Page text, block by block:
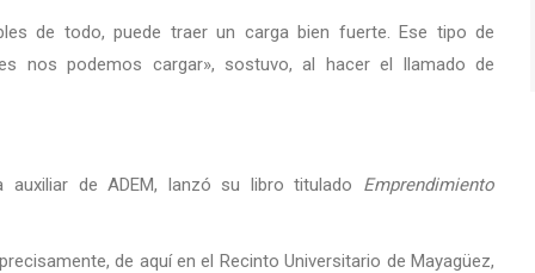
de todo, puede traer un carga bien fuerte. Ese tipo de
nos podemos cargar», sostuvo, al hacer el llamado de
auxiliar de ADEM, lanzó su libro titulado Emprendimiento
de aquí en el Recinto Universitario de Mayagüez,